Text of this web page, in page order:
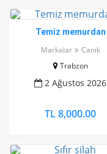
Temiz memurdan
Markalar
Canik
Trabzon
2 Ağustos 2026
TL 8,000.00